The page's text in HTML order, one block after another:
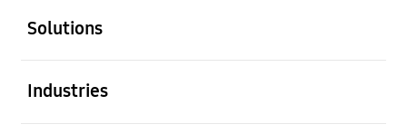
Solutions
Industries